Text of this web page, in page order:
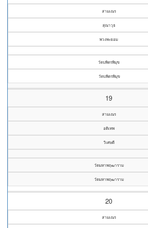
สามเณร
สุณาวุธ
พวงพะยอม
วัดบพิตรพิมุข
วัดบพิตรพิมุข
19
สามเณร
อดิเทพ
วิเศษดี
วัดมหาพฤฒาราม
วัดมหาพฤฒาราม
20
สามเณร